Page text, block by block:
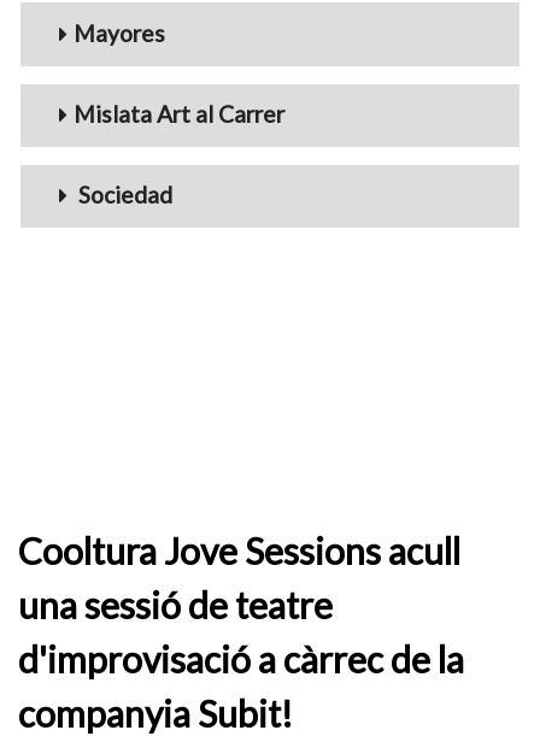
Mayores
Mislata Art al Carrer
Sociedad
Cooltura Jove Sessions acull
una sessió de teatre
d'improvisació a càrrec de la
companyia Subit!